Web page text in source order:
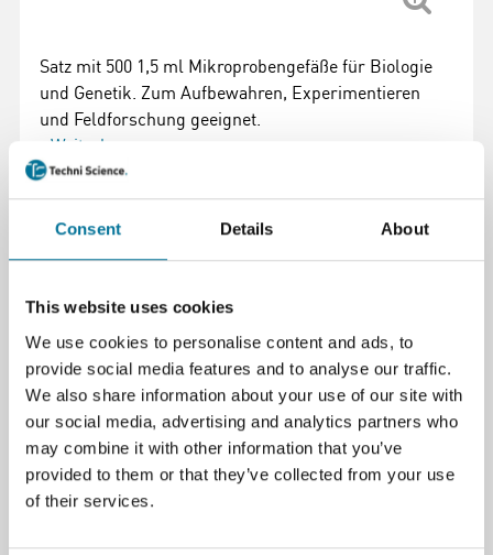
Consent Details About
This website uses cookies
We use cookies to personalise content and ads, to
provide social media features and to analyse our traffic.
We also share information about your use of our site with
our social media, advertising and analytics partners who
may combine it with other information that you’ve
provided to them or that they’ve collected from your use
of their services.
Satz mit 500 1,5 ml Mikroprobengefäße für Biologie
und Genetik. Zum Aufbewahren, Experimentieren
und Feldforschung geeignet.
Weiterlesen
51,43 €
Zum Warenkorb hinzufügen